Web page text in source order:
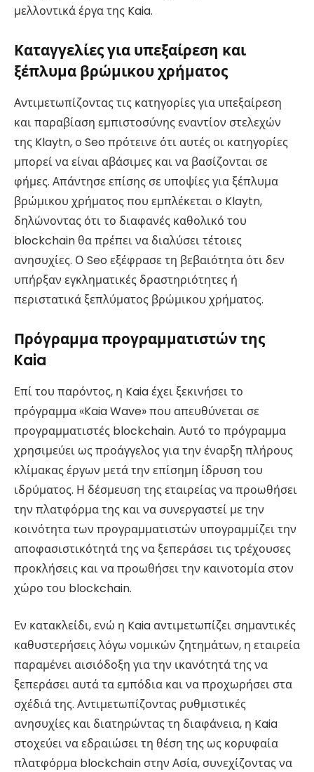
μελλοντικά έργα της Kaia.
Καταγγελίες για υπεξαίρεση και
ξέπλυμα βρώμικου χρήματος
Αντιμετωπίζοντας τις κατηγορίες για υπεξαίρεση
και παραβίαση εμπιστοσύνης εναντίον στελεχών
της Klaytn, ο Seo πρότεινε ότι αυτές οι κατηγορίες
μπορεί να είναι αβάσιμες και να βασίζονται σε
φήμες. Απάντησε επίσης σε υποψίες για ξέπλυμα
βρώμικου χρήματος που εμπλέκεται ο Klaytn,
δηλώνοντας ότι το διαφανές καθολικό του
blockchain θα πρέπει να διαλύσει τέτοιες
ανησυχίες. Ο Seo εξέφρασε τη βεβαιότητα ότι δεν
υπήρξαν εγκληματικές δραστηριότητες ή
περιστατικά ξεπλύματος βρώμικου χρήματος.
Πρόγραμμα προγραμματιστών της
Kaia
Επί του παρόντος, η Kaia έχει ξεκινήσει το
πρόγραμμα «Kaia Wave» που απευθύνεται σε
προγραμματιστές blockchain. Αυτό το πρόγραμμα
χρησιμεύει ως προάγγελος για την έναρξη πλήρους
κλίμακας έργων μετά την επίσημη ίδρυση του
ιδρύματος. Η δέσμευση της εταιρείας να προωθήσει
την πλατφόρμα της και να συνεργαστεί με την
κοινότητα των προγραμματιστών υπογραμμίζει την
αποφασιστικότητά της να ξεπεράσει τις τρέχουσες
προκλήσεις και να προωθήσει την καινοτομία στον
χώρο του blockchain.
Εν κατακλείδι, ενώ η Kaia αντιμετωπίζει σημαντικές
καθυστερήσεις λόγω νομικών ζητημάτων, η εταιρεία
παραμένει αισιόδοξη για την ικανότητά της να
ξεπεράσει αυτά τα εμπόδια και να προχωρήσει στα
σχέδιά της. Αντιμετωπίζοντας ρυθμιστικές
ανησυχίες και διατηρώντας τη διαφάνεια, η Kaia
στοχεύει να εδραιώσει τη θέση της ως κορυφαία
πλατφόρμα blockchain στην Ασία, συνεχίζοντας να